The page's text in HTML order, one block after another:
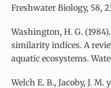
Freshwater Biology, 58,
Washington, H. G.
similarity indices. A
aquatic ecosystems.
Welch E. B., Jacoby, J. M.